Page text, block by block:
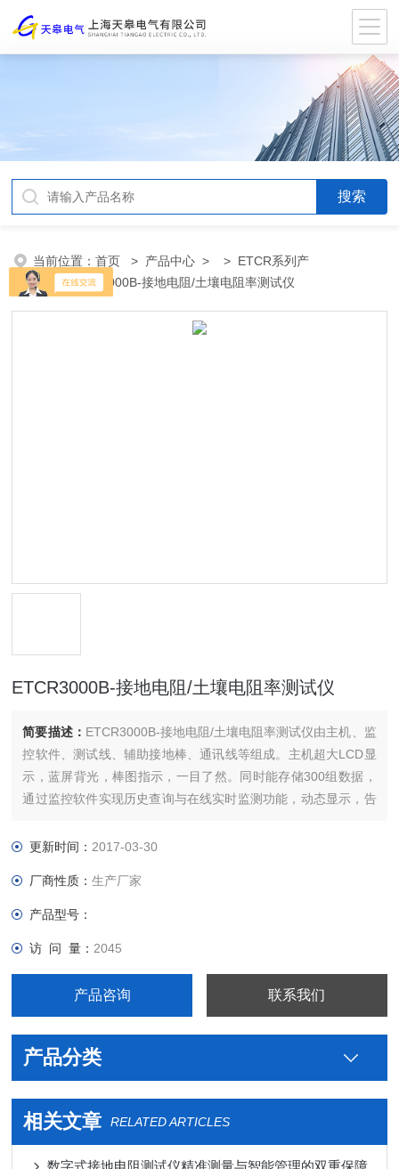
当前位置：首页 > 产品中心 > > ETCR系列产
品
> ETCR3000B-接地电阻/土壤电阻率测试仪
ETCR3000B-接地电阻/土壤电阻率测试仪
简要描述： ETCR3000B-接地电阻/土壤电阻率测试仪由主机、监
控软件、测试线、辅助接地棒、通讯线等组成。主机超大LCD显
示，蓝屏背光，棒图指示，一目了然。同时能存储300组数据，
通过监控软件实现历史查询与在线实时监测功能，动态显示，告
更新时间： 2017-03-30
厂商性质：生产厂家
产品型号：
访 问 量： 2045
产品咨询 联系我们
产品分类
相关文章 RELATED ARTICLES
数字式接地电阻测试仪精准测量与智能管理的双重保障